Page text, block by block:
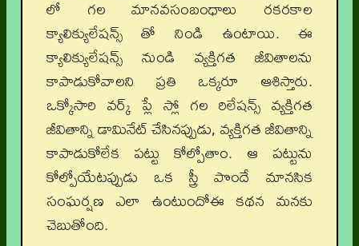
లో గల మానవసంబంధాలు రకరకాల
క్యాలిక్యులేషన్స్ తో నిండి ఉంటాయి. ఈ
క్యాలిక్యులేషన్స్ నుండి వ్యక్తిగత జీవితాలను
కాపాడుకోవాలని ప్రతి ఒక్కరూ ఆశిస్తారు.
ఒక్కోసారి వర్క్ ప్లే స్లో గల రిలేషన్స్ వ్యక్తిగత
జీవితాన్ని డామినేట్ చేసినప్పుడు, వ్యక్తిగత జీవితాన్ని
కాపాడుకోలేక పట్టు కోల్పోతాం. ఆ పట్టును
కోల్పోయేటప్పుడు ఒక స్త్రీ పొందే మానసిక
సంఘర్షణ ఎలా ఉంటుందోఈ కథన మనకు
చెబుతోంది.